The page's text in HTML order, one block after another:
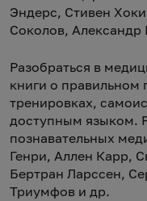
Эндерс, Стивен
Соколов, Александр
Разобраться в
книги о правильном
тренировках,
доступным языком.
познавательных
Генри, Аллен Карр,
Бертран Ларссен,
Триумфов и др.